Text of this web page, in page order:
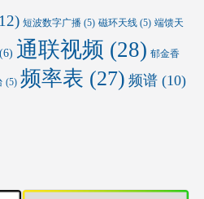
短波数字广播(5) 磁环天线(5) 端馈天
(6) 通联视频 (28) 郁金香
(5) 频率表 (27) 频谱(10)